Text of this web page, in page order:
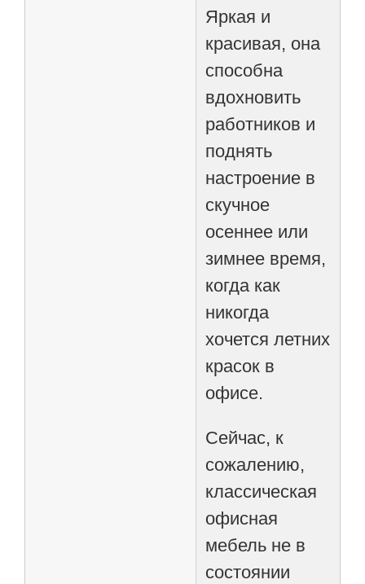
Яркая и
красивая, она
способна
вдохновить
работников и
поднять
настроение в
скучное
осеннее или
зимнее время,
когда как
никогда
хочется летних
красок в
офисе.
Сейчас, к
сожалению,
классическая
офисная
мебель не в
состоянии